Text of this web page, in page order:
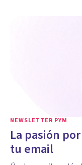
NEWSLETTER PYM
La pasión
tu email